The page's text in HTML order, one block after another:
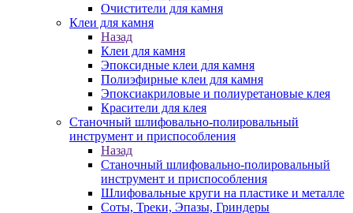
Очистители для камня
Клеи для камня
Назад
Клеи для камня
Эпоксидные клеи для камня
Полиэфирные клеи для камня
Эпоксиакриловые и полиуретановые клея
Красители для клея
Станочный шлифовально-полировальный
инструмент и приспособления
Назад
Станочный шлифовально-полировальный
инструмент и приспособления
Шлифовальные круги на пластике и металле
Соты, Треки, Эпазы, Гриндеры